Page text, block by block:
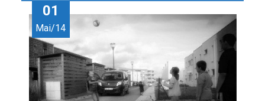
01
Mai/14